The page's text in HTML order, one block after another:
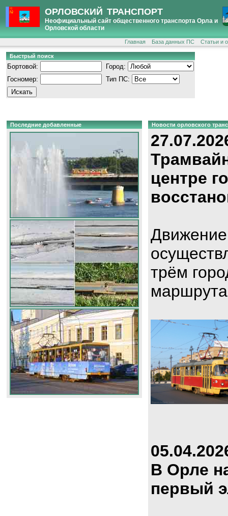
ОРЛОВСКИЙ ТРАНСПОРТ
Неофициальный сайт общественного транспорта Орла и
Орловской области
Главная База данных ПС Статьи и
Быстрый поиск
Бортовой:
Город:
Госномер:
Тип ПС:
Последние добавленные Новости орловского
центре
Движение
трём
В Орле
первый